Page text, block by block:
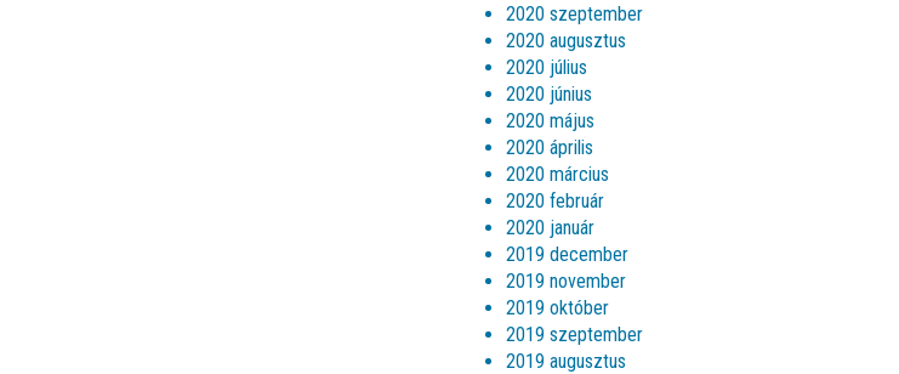
2020 szeptember
2020 augusztus
2020 július
2020 június
2020 május
2020 április
2020 március
2020 február
2020 január
2019 december
2019 november
2019 október
2019 szeptember
2019 augusztus